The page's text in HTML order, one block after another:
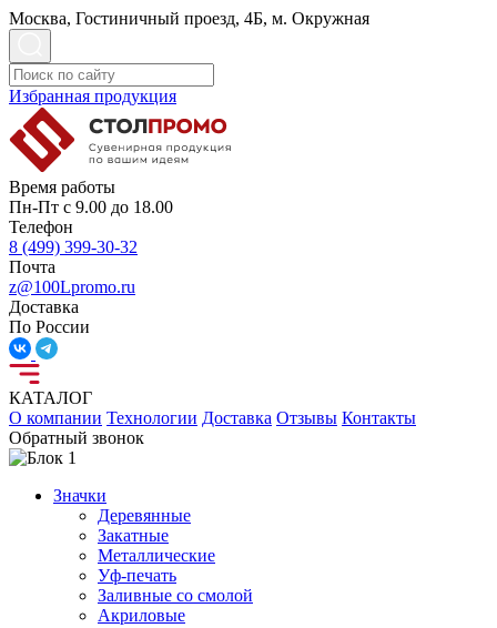
Москва, Гостиничный проезд, 4Б, м. Окружная
Избранная продукция
Время работы
Пн-Пт с 9.00 до 18.00
Телефон
8 (499) 399-30-32
Почта
z@100Lpromo.ru
Доставка
По России
КАТАЛОГ
О компании Технологии Доставка Отзывы Контакты
Обратный звонок
Значки
Деревянные
Закатные
Металлические
Уф-печать
Заливные со смолой
Акриловые